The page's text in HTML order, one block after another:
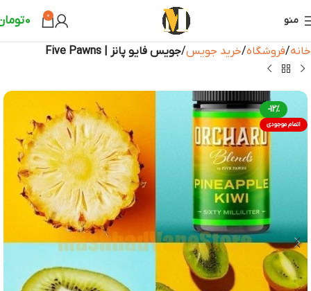
منو 0
0
خانه فروشگاه خرید جویس جویس فایو پانز | Five Pawns
-12%
اتمام موجودی